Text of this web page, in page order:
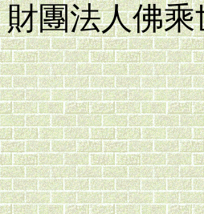
財團法人佛